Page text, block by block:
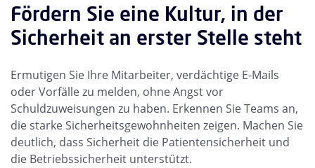
Fördern Sie eine Kultur, in der
Sicherheit an erster Stelle steht
Ermutigen Sie Ihre Mitarbeiter, verdächtige E-Mails
oder Vorfälle zu melden, ohne Angst vor
Schuldzuweisungen zu haben. Erkennen Sie Teams an,
die starke Sicherheitsgewohnheiten zeigen. Machen Sie
deutlich, dass Sicherheit die Patientensicherheit und
die Betriebssicherheit unterstützt.